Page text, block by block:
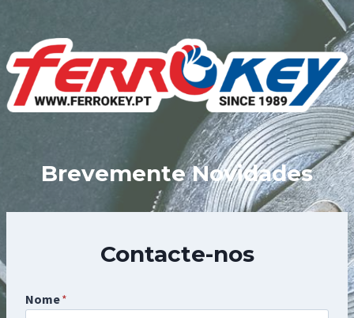
content
Brevemente Novidades
Contacte-nos
Nome*